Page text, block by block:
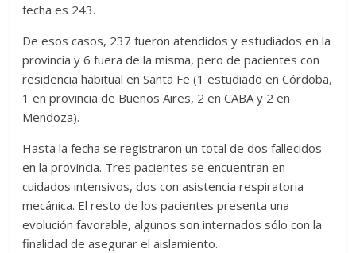
fecha es 243.
De esos casos, 237 fueron atendidos y estudiados en la
provincia y 6 fuera de la misma, pero de pacientes con
residencia habitual en Santa Fe (1 estudiado en Córdoba,
1 en provincia de Buenos Aires, 2 en CABA y 2 en
Mendoza).
Hasta la fecha se registraron un total de dos fallecidos
en la provincia. Tres pacientes se encuentran en
cuidados intensivos, dos con asistencia respiratoria
mecánica. El resto de los pacientes presenta una
evolución favorable, algunos son internados sólo con la
finalidad de asegurar el aislamiento.